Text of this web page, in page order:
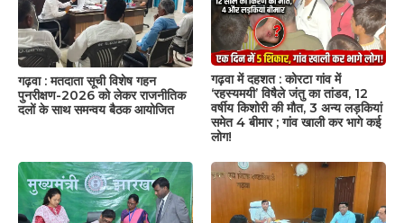
गढ़वा : मतदाता सूची विशेष गहन
पुनरीक्षण-2026 को लेकर राजनीतिक
दलों के साथ समन्वय बैठक आयोजित
गढ़वा में दहशत : कोरटा गांव में
‘रहस्यमयी’ विषैले जंतु का तांडव, 12
वर्षीय किशोरी की मौत, 3 अन्य लड़कियां
समेत 4 बीमार ; गांव खाली कर भागे कई
लोग!